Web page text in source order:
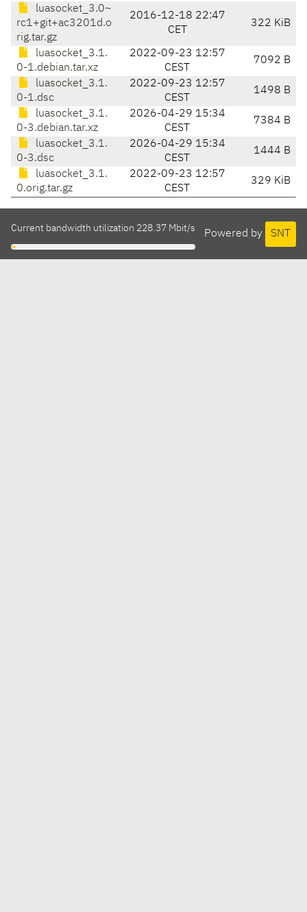
luasocket_3.0~
rc1+git+ac3201d.o
rig.tar.gz
2016-12-18 22:47
CET
322 KiB
luasocket_3.1.
0-1.debian.tar.xz
2022-09-23 12:57
CEST
7092 B
luasocket_3.1.
0-1.dsc
2022-09-23 12:57
CEST
1498 B
luasocket_3.1.
0-3.debian.tar.xz
2026-04-29 15:34
CEST
7384 B
luasocket_3.1.
0-3.dsc
2026-04-29 15:34
CEST
1444 B
luasocket_3.1.
0.orig.tar.gz
2022-09-23 12:57
CEST
329 KiB
Powered by SNT
Current bandwidth utilization 228.37 Mbit/s